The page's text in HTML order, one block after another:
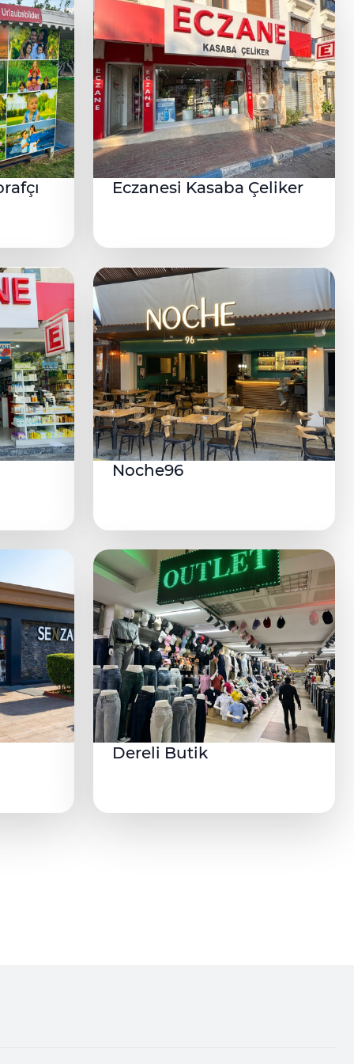
Eczanesi Kasaba Çeliker
Noche96
Dereli Butik